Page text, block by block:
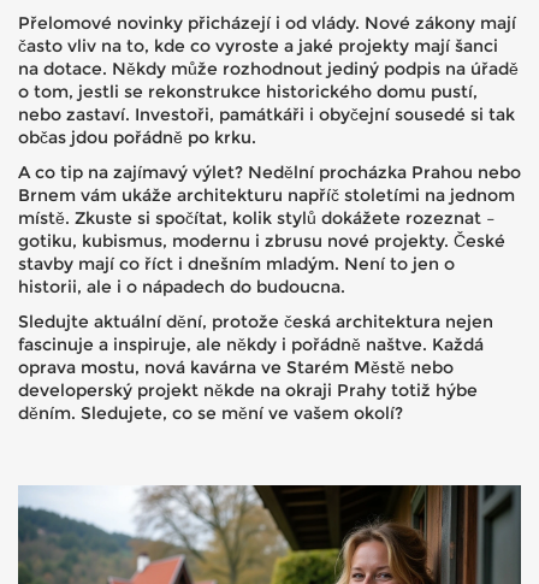
Přelomové novinky přicházejí i od vlády. Nové zákony mají
často vliv na to, kde co vyroste a jaké projekty mají šanci
na dotace. Někdy může rozhodnout jediný podpis na úřadě
o tom, jestli se rekonstrukce historického domu pustí,
nebo zastaví. Investoři, památkáři i obyčejní sousedé si tak
občas jdou pořádně po krku.
A co tip na zajímavý výlet? Nedělní procházka Prahou nebo
Brnem vám ukáže architekturu napříč stoletími na jednom
místě. Zkuste si spočítat, kolik stylů dokážete rozeznat –
gotiku, kubismus, modernu i zbrusu nové projekty. České
stavby mají co říct i dnešním mladým. Není to jen o
historii, ale i o nápadech do budoucna.
Sledujte aktuální dění, protože česká architektura nejen
fascinuje a inspiruje, ale někdy i pořádně naštve. Každá
oprava mostu, nová kavárna ve Starém Městě nebo
developerský projekt někde na okraji Prahy totiž hýbe
děním. Sledujete, co se mění ve vašem okolí?